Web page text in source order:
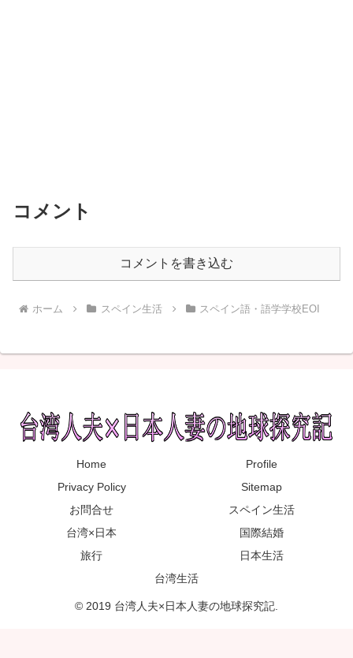
コメント
コメントを書き込む
ホーム スペイン生活 スペイン語・語学学校EOI
Home
Profile
Privacy Policy
Sitemap
お問合せ
スペイン生活
台湾×日本
国際結婚
旅行
日本生活
台湾生活
© 2019 台湾人夫×日本人妻の地球探究記.